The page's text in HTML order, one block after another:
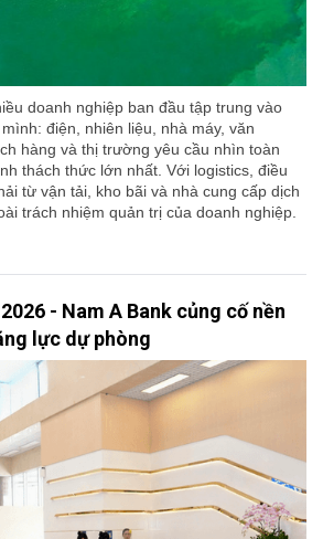
doanh nghiệp ban đầu tập trung vào
điện, nhiên liệu, nhà máy, văn
hàng và thị trường yêu cầu nhìn toàn
thách thức lớn nhất. Với logistics, điều
từ vận tải, kho bãi và nhà cung cấp dịch
trách nhiệm quản trị của doanh nghiệp.
- Nam A Bank củng cố nền
lực dự phòng